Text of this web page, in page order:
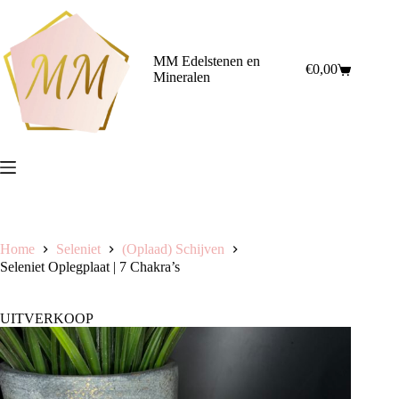
inhoud
MM Edelstenen en
Mineralen
Winkelwagen
€0,00
Home Seleniet
(Oplaad) Schijven
Seleniet Oplegplaat | 7 Chakra’s
UITVERKOOP